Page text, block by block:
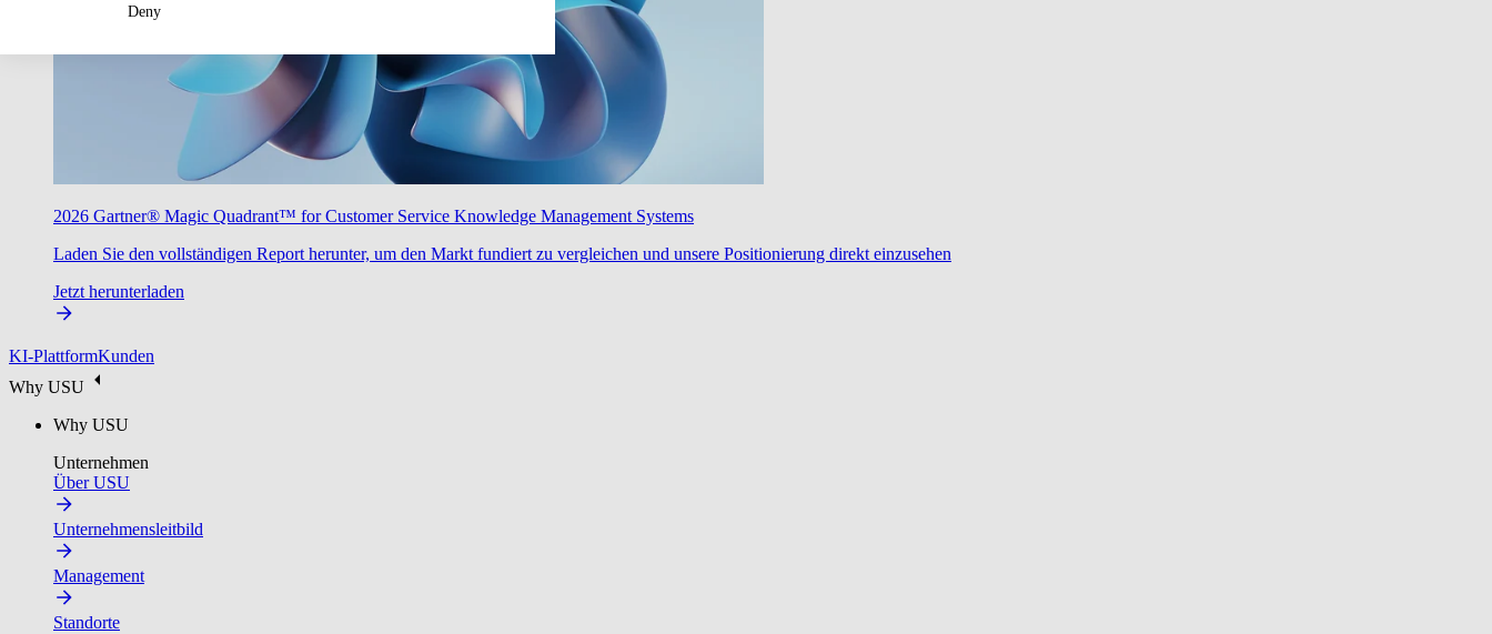
2026 Gartner® Magic Quadrant™ for Customer Service Knowledge Management Systems
Laden Sie den vollständigen Report herunter, um den Markt fundiert zu vergleichen und unsere Positionierung direkt einzusehen
Jetzt herunterladen
KI-PlattformKunden
Why USU
Why USU
Unternehmen
Über USU
Unternehmensleitbild
Management
Standorte
Deny